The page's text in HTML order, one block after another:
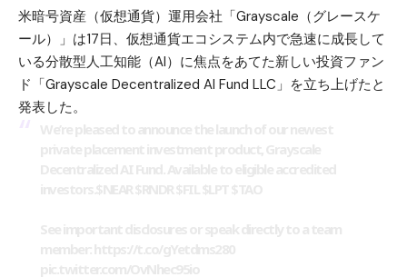
米暗号資産（仮想通貨）運用会社「Grayscale（グレースケ
ール）」は17日、仮想通貨エコシステム内で急速に成長して
いる分散型人工知能（AI）に焦点をあてた新しい投資ファン
ド「Grayscale Decentralized AI Fund LLC」を立ち上げたと
発表した。